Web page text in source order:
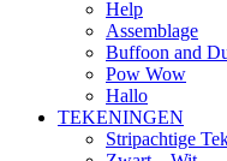
Help
Assemblage
Buffoon and
Pow Wow
Hallo
TEKENINGEN
Stripachtige